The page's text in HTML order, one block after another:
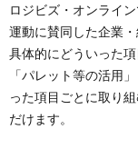
ロジビズ・オンライ
運動に賛同した企業
具体的にどういった
「パレット等の活用
った項目ごとに取り
だけます。